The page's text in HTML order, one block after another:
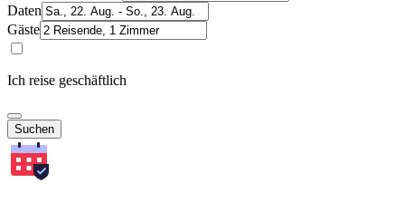
Daten
Gäste
Ich reise geschäftlich
Suchen